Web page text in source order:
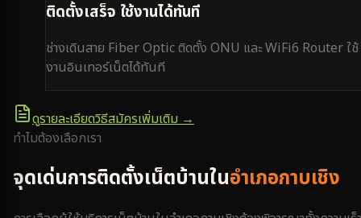
ติดตั้งเสร็จ ใช้งานได้ทันที
ช่างเดินสาย Fiber Optic ติดตั้ง ONU และ WiFi6 Router ใช้
งานอินเทอร์เน็ตได้ทันที
ดูรายละเอียดวิธีสมัครเพิ่มเติม →
ทำไมต้องเลือกเรา
จุดเด่นการติดตั้งเน็ตบ้านในอำเภอกาบเชิง